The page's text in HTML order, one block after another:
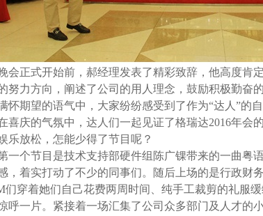
会正式开始前，郝经理发表了精彩致辞，他高度肯
努力方向，阐述了公司的用人理念，鼓励积极勤奋
怀期望的语气中，大家纷纷感受到了作为“达人”的自
喜庆的气氛中，达人们一起见证了格瑞达2016年会
乐放松，怎能少得了节目呢？
一个节目是技术支持部硬件组陈广锞带来的一曲粤
，着实打动了不少的同事们。随后上场的是行政财
们穿着她们自己花费两周时间、纯手工裁剪的礼服
呼一片。紧接着一场汇集了公司众多部门及人才的